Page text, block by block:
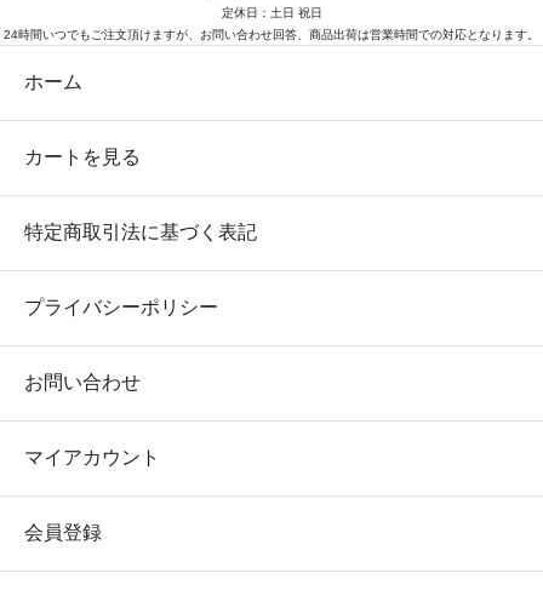
定休日：土日 祝日
24時間いつでもご注文頂けますが、お問い合わせ回答、商品出荷は営業時間での対応となります。
ホーム
カートを見る
特定商取引法に基づく表記
プライバシーポリシー
お問い合わせ
マイアカウント
会員登録